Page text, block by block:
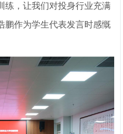
，让我们对投身行业充满
鹏作为学生代表发言时感慨